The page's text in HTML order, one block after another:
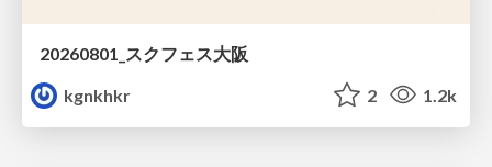
20260801_スクフェス大阪
kgnkhkr
2 1.2k